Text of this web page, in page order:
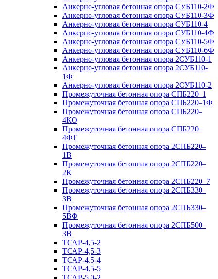
Анкерно-угловая бетонная опора СУБ110-2Ф
Анкерно-угловая бетонная опора СУБ110-3Ф
Анкерно-угловая бетонная опора СУБ110-4
Анкерно-угловая бетонная опора СУБ110-4Ф
Анкерно-угловая бетонная опора СУБ110-5Ф
Анкерно-угловая бетонная опора СУБ110-6Ф
Анкерно-угловая бетонная опора 2СУБ110-1
Анкерно-угловая бетонная опора 2СУБ110-
1Ф
Анкерно-угловая бетонная опора 2СУБ110-2
Промежуточная бетонная опора СПБ220–1
Промежуточная бетонная опора СПБ220–1Ф
Промежуточная бетонная опора СПБ220–
4КО
Промежуточная бетонная опора СПБ220–
4ФТ
Промежуточная бетонная опора 2СПБ220–
1В
Промежуточная бетонная опора 2СПБ220–
2К
Промежуточная бетонная опора 2СПБ220–7
Промежуточная бетонная опора 2СПБ330–
3В
Промежуточная бетонная опора 2СПБ330–
5ВФ
Промежуточная бетонная опора 2СПБ500–
3В
ТСАР-4,5-2
ТСАР-4,5-3
ТСАР-4,5-4
ТСАР-4,5-5
ТСАР-5,0-2